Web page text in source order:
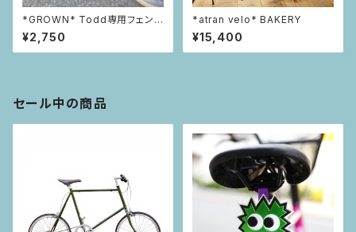
*GROWN* Todd専用フェンダ
ー
¥2,750
*atran velo* BAKERY
¥15,400
セール中の商品